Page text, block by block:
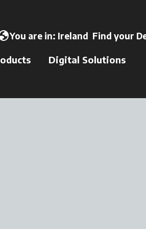
in a
You are in: Ireland Find your
Digital Solutions